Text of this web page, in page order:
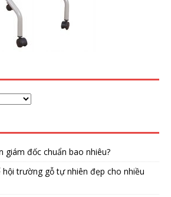
giám đốc chuẩn bao nhiêu?
hội trường gỗ tự nhiên đẹp cho nhiều